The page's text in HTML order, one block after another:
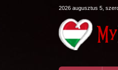
2026 augusztus 5,